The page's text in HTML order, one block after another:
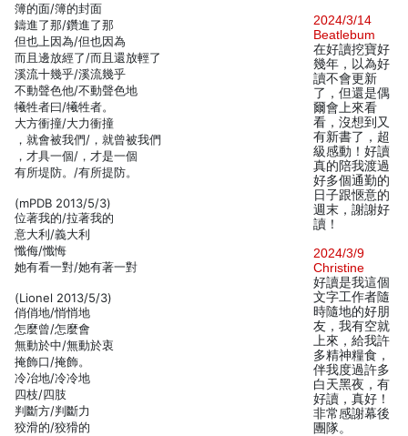
簿的面/簿的封面
鑄進了那/鑽進了那
但也上因為/但也因為
而且邊放經了/而且還放輕了
溪流十幾乎/溪流幾乎
不動聲色他/不動聲色地
犧牲者曰/犧牲者。
大方衝撞/大力衝撞
，就會被我們/，就曾被我們
，才具一個/，才是一個
有所堤防。/有所提防。
(mPDB 2013/5/3)
位著我的/拉著我的
意大利/義大利
懺侮/懺悔
她有看一對/她有著一對
(Lionel 2013/5/3)
俏俏地/悄悄地
怎麼曾/怎麼會
無動於中/無動於衷
掩飾口/掩飾。
冷冶地/冷冷地
四枝/四肢
判斷方/判斷力
狡滑的/狡猾的
2024/3/14
Beatlebum
在好讀挖寶好
幾年，以為好
讀不會更新
了，但還是偶
爾會上來看
看，沒想到又
有新書了，超
級感動！好讀
真的陪我渡過
好多個通勤的
日子跟愜意的
週末，謝謝好
讀！
2024/3/9
Christine
好讀是我這個
文字工作者隨
時隨地的好朋
友，我有空就
上來，給我許
多精神糧食，
伴我度過許多
白天黑夜，有
好讀，真好！
非常感謝幕後
團隊。